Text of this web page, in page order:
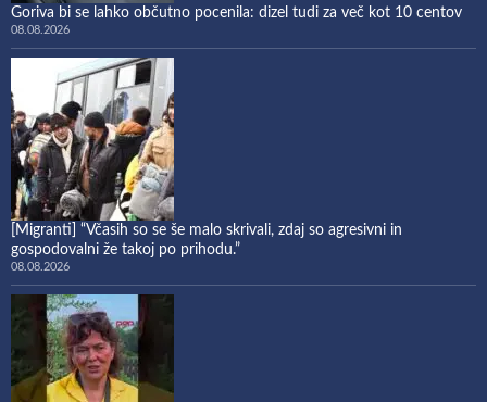
Goriva bi se lahko občutno pocenila: dizel tudi za več kot 10 centov
08.08.2026
[Migranti] “Včasih so se še malo skrivali, zdaj so agresivni in
gospodovalni že takoj po prihodu.”
08.08.2026